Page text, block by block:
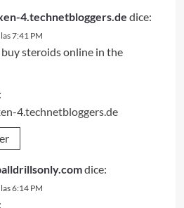
4.technetbloggers.de dice:
7:41 PM
steroids online in the
4.technetbloggers.de
dice:
6:14 PM